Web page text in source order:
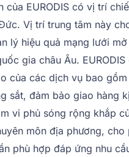
của EURODIS có vị trí
Vị trí trung tâm này
lý hiệu quả mạng lưới
gia châu Âu.
của các dịch vụ bao
sắt, đảm bảo giao hàng
vi phủ sóng rộng khắp
môn địa phương, cho
phù hợp đáp ứng nhu